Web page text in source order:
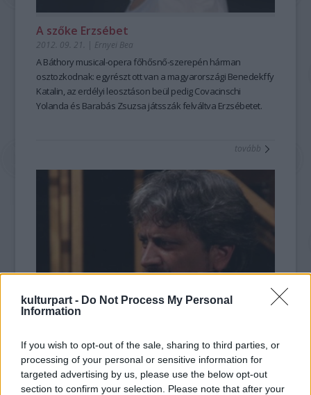
kulturpart - Do Not Process My Personal
Information
If you wish to opt-out of the sale, sharing to third parties, or
processing of your personal or sensitive information for
targeted advertising by us, please use the below opt-out
section to confirm your selection. Please note that after your
A szőke Erzsébet
2012. 09. 21. | Ernyei Bea
A Báthory musical-opera főhősnő-szerepén hárman
osztozkodnak: egyrészt ott van a magyarországi Benedekffy
Katalin, az erdélyi leosztáson beül pedig Covacinschi
Yolanda és Barabás Zsuzsa játsszák felváltva Erzsébetet.
előadásra és egyébként mi mindent szeretne még elérni,
tovább
"Nagyon szeretek itt lenni. Szeretem a kollegáimat, az
operaházat. Szívem szerint nem mennék el. Aztán majd
kiderül."